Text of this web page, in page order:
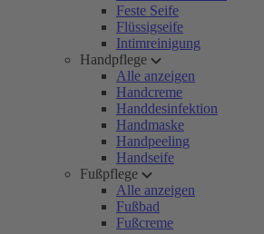
Feste Seife
Flüssigseife
Intimreinigung
Handpflege
Alle anzeigen
Handcreme
Handdesinfektion
Handmaske
Handpeeling
Handseife
Fußpflege
Alle anzeigen
Fußbad
Fußcreme